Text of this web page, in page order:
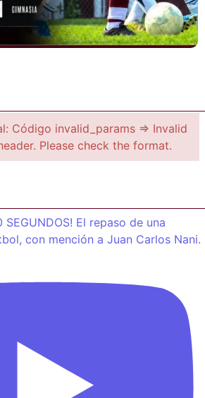
Código invalid_params => Invalid
Please check the format.
El repaso de una
con mención a Juan Carlos Nani.